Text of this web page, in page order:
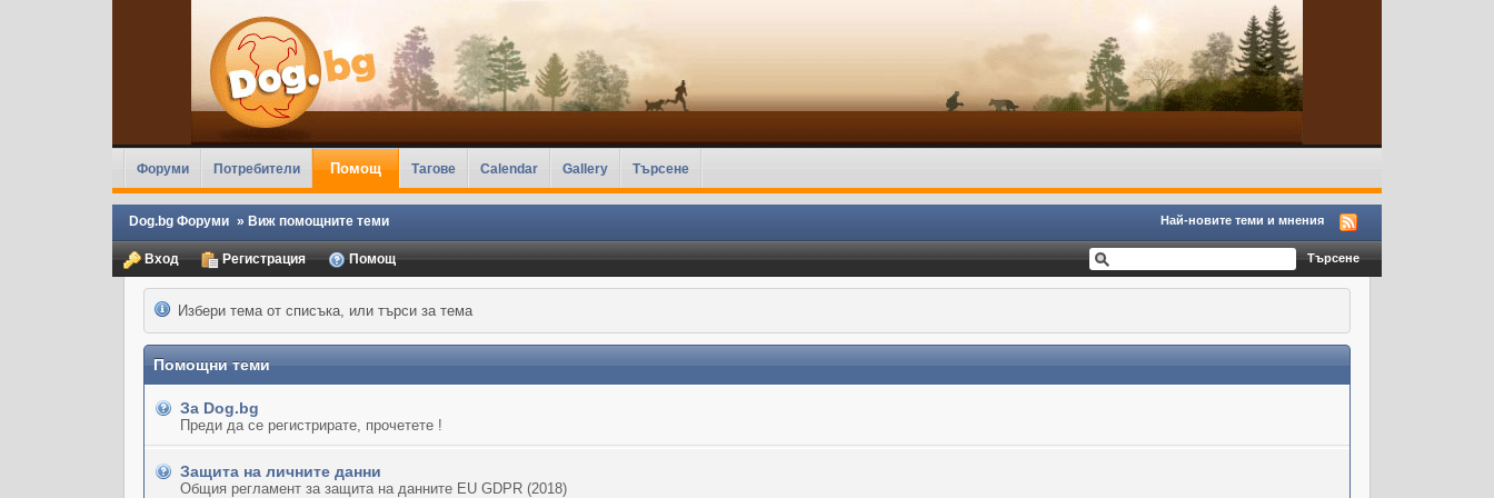
Форуми Потребители Помощ Тагове Calendar Gallery Търсене
Dog.bg Форуми » Виж помощните теми Най-новите теми и мнения
Вход Регистрация Помощ
Избери тема от списъка, или търси за тема
Помощни теми
За Dog.bg
Преди да се регистрирате, прочетете !
Защита на личните данни
Общия регламент за защита на данните EU GDPR (2018)